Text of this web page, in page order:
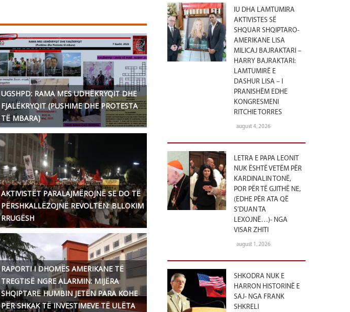
UGSHPD: RAMA MES UDHËKRYQIT DHE
FJALËKRYQIT (PUSHIME DHE PROTESTA
TË MBARA)
AKTIVISTËT PARALAJMËROJNË SE DO TË
PËRSHKALLËZOJNË REVOLTËN: BLLOKIM
RRUGËSH
RAPORTI I DHOMËS AMERIKANE TË
TREGTISË NGRE ALARMIN: MIJËRA
SHQIPTARË HUMBIN JETËN PARA KOHE
PËR SHKAK TË INVESTIMEVE TË ULËTA
IU DHA LAMTUMIRA
AKTIVISTES SË
SHQUAR SHQIPTARO-
AMERIKANE LISA
MILICAJ BAJRAKTARI –
HARRY BAJRAKTARI:
LAMTUMIRË E
DASHUR LISA – I
PRANISHËM EDHE
KONGRESMENI
RITCHIE TORRES
august 4, 2026
LETRA E PAPA LEONIT
NUK ËSHTË VETËM PËR
KARDINALIN TONË,
POR PËR TË GJITHË NE,
(EDHE PËR ATA QË
S’DUAN TA
LEXOJNË…)- NGA
VISAR ZHITI
august 1, 2026
SHKODRA NUK E
HARRON HISTORINË E
SAJ- NGA FRANK
SHKRELI